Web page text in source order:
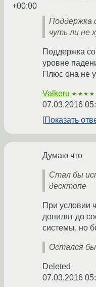
+00:00
Поддержка
чуть ли не
Поддержка
уровне
Плюс она не
Valkeru ★★★★
07.03.2016
Показать
Думаю что
Стал бы
десктопе
При условии
допилят до
системы, но
Остался
Deleted
07.03.2016